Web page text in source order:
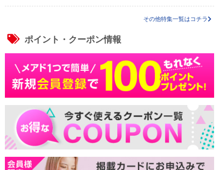
その他特集一覧はコチラ
ポイント・クーポン情報